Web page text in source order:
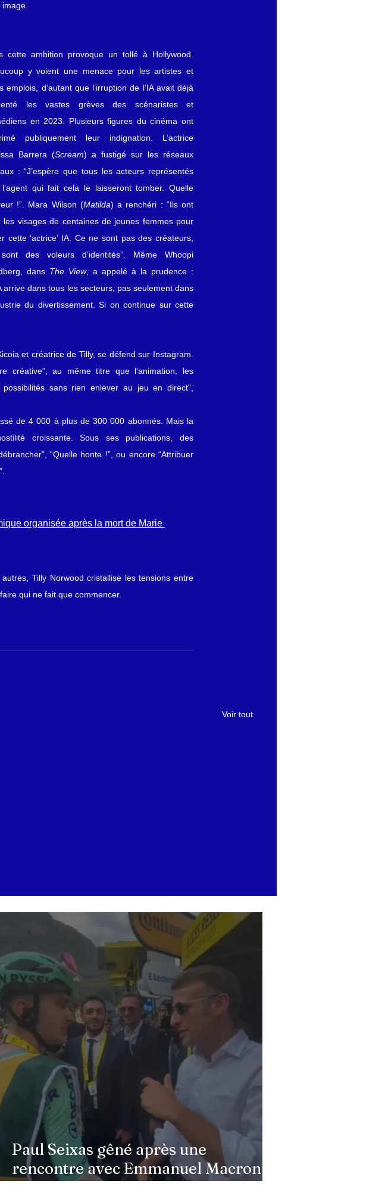
cette ambition provoque un tollé à Hollywood.
y voient une menace pour les artistes et
emplois, d’autant que l’irruption de l’IA avait déjà
les vastes grèves des scénaristes et
en 2023. Plusieurs figures du cinéma ont
publiquement leur indignation. L’actrice
Barrera (Scream) a fustigé sur les réseaux
: “J’espère que tous les acteurs représentés
qui fait cela le laisseront tomber. Quelle
!”. Mara Wilson (Matilda) a renchéri : “Ils ont
les visages de centaines de jeunes femmes pour
cette ‘actrice’ IA. Ce ne sont pas des créateurs,
des voleurs d’identités”. Même Whoopi
dans The View, a appelé à la prudence :
arrive dans tous les secteurs, pas seulement dans
du divertissement. Si on continue sur cette
et créatrice de Tilly, se défend sur Instagram.
créative”, au même titre que l’animation, les
sans rien enlever au jeu en direct”,
de 4 000 à plus de 300 000 abonnés. Mais la
croissante. Sous ses publications, des
“Quelle honte !”, ou encore “Attribuer
organisée après la mort de Marie
Tilly Norwood cristallise les tensions entre
qui ne fait que commencer.
Voir tout
une
a semé
« Entendre sa mère pleurer
au téléphone… » : Ingrid
Chauvin bouleversée par les
incendies du Cap-Ferret, son
témoignage poignant
Paul Seixas gêné après une
rencontre avec Emmanuel Macron :